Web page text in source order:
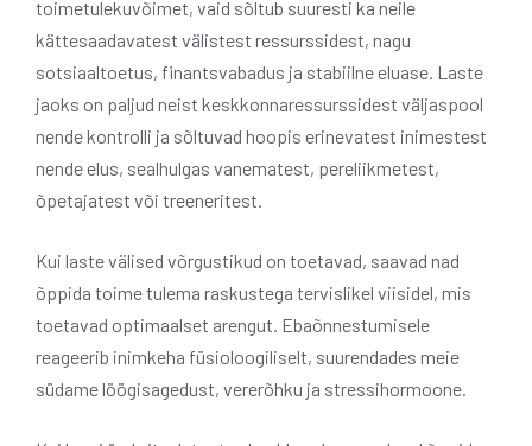
toimetulekuvõimet, vaid sõltub suuresti ka neile
kättesaadavatest välistest ressurssidest, nagu
sotsiaaltoetus, finantsvabadus ja stabiilne eluase. Laste
jaoks on paljud neist keskkonnaressurssidest väljaspool
nende kontrolli ja sõltuvad hoopis erinevatest inimestest
nende elus, sealhulgas vanematest, pereliikmetest,
õpetajatest või treeneritest.
Kui laste välised võrgustikud on toetavad, saavad nad
õppida toime tulema raskustega tervislikel viisidel, mis
toetavad optimaalset arengut. Ebaõnnestumisele
reageerib inimkeha füsioloogiliselt, suurendades meie
südame löögisagedust, vererõhku ja stressihormoone.